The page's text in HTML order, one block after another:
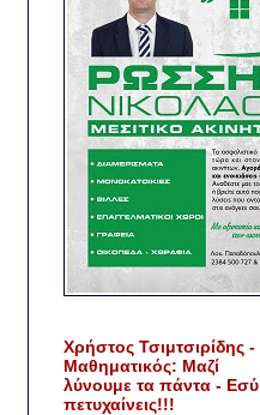
Χρήστος Τσιμτσιρίδης -
Μαθηματικός: Μαζί
λύνουμε τα πάντα - Εσύ
πετυχαίνεις!!!